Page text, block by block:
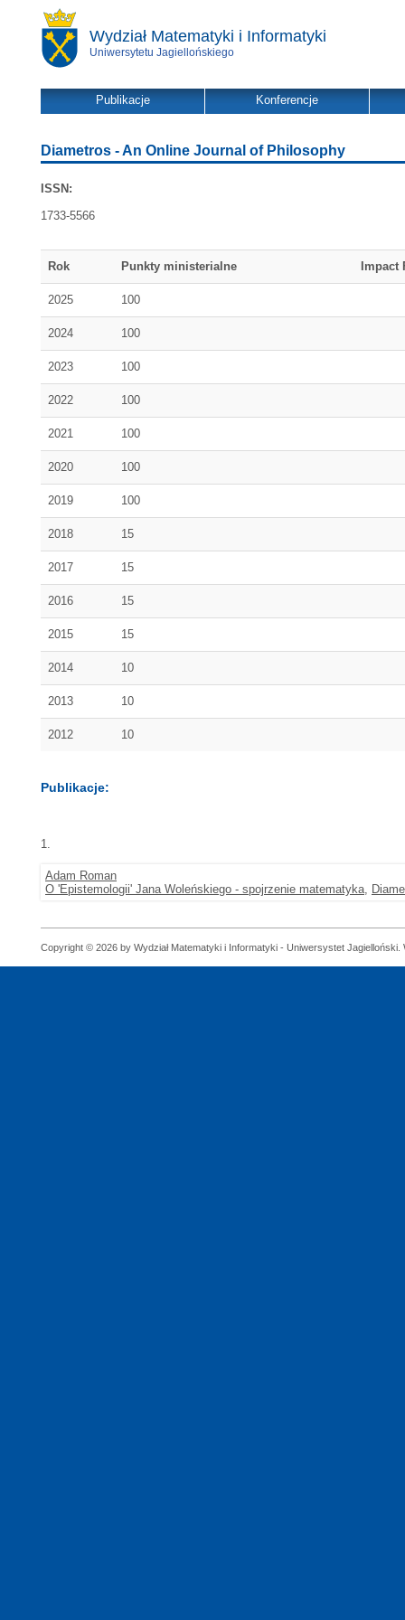
Wydział Matematyki i Informatyki
Uniwersytetu Jagiellońskiego
Publikacje Konferencje
Diametros - An Online Journal of Philosophy
ISSN:
1733-5566
Rok Punkty ministerialne Impact
2025 100
2024 100
2023 100
2022 100
2021 100
2020 100
2019 100
2018 15
2017 15
2016 15
2015 15
2014 10
2013 10
2012 10
Publikacje:
1.
Adam Roman
O 'Epistemologii' Jana Woleńskiego - spojrzenie matematyka,
Copyright © 2026 by Wydział Matematyki i Informatyki - Uniwersystet